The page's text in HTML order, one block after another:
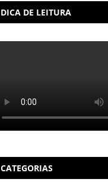
DICA DE LEITURA
CATEGORIAS